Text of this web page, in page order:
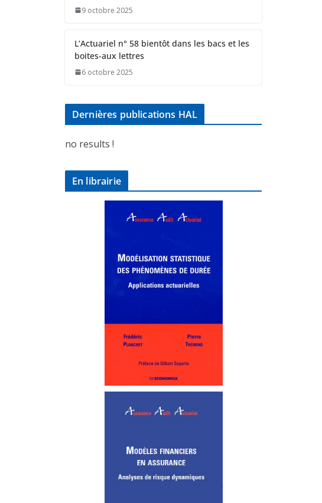
9 octobre 2025
L’Actuariel n° 58 bientôt dans les bacs et les
boites-aux lettres
6 octobre 2025
Dernières publications HAL
no results !
En librairie